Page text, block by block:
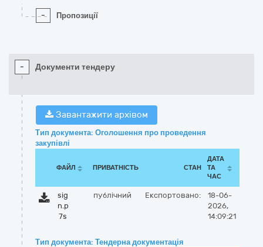
- Пропозиції
- Документи тендеру
Завантажити архівом
Тип документа: Оголошення про проведення
закупівлі
ФАЙЛ ПРИВАТНІСТЬ СТАН
ДАТА
ТА
ЧАС
sig
n.p
7s
публічний Експортовано:
18-06-
2026,
14:09:21
Тип документа: Тендерна документація